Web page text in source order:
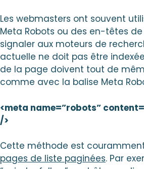
Les webmasters ont souvent
Meta Robots ou des en-têtes
signaler aux moteurs de
actuelle ne doit pas être
de la page doivent tout de
comme avec la balise Meta
<meta name=”robots”
/>
Cette méthode est
pages de liste paginées. Par